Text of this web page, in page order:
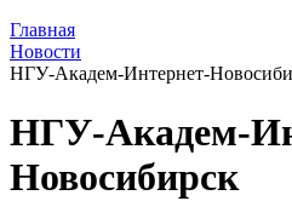
Главная
Новости
НГУ-Академ-Интернет-
НГУ-Академ-
Новосибирск